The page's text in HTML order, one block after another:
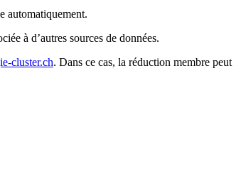
automatiquement.
à d’autres sources de données.
cluster.ch. Dans ce cas, la réduction membre peut